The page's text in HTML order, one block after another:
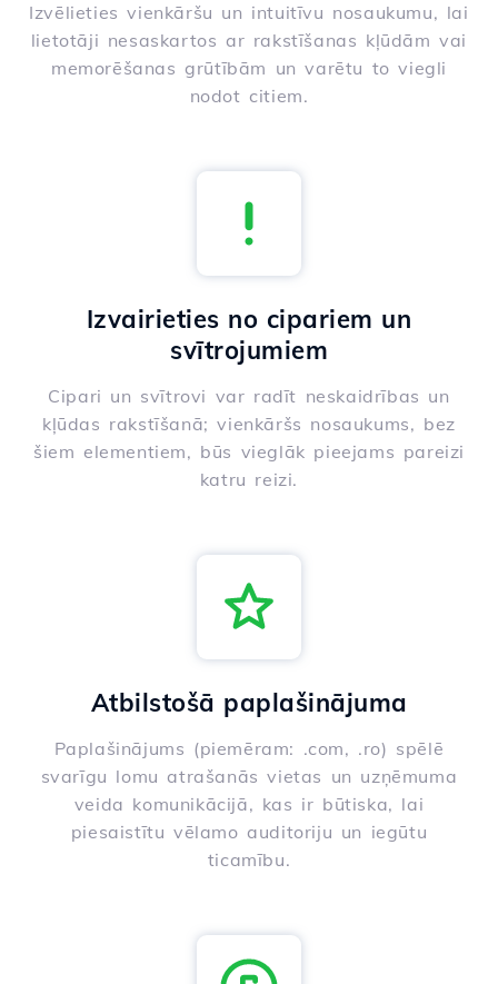
Izvēlieties vienkāršu un intuitīvu nosaukumu, lai
lietotāji nesaskartos ar rakstīšanas kļūdām vai
memorēšanas grūtībām un varētu to viegli
nodot citiem.
Izvairieties no cipariem un
svītrojumiem
Cipari un svītrovi var radīt neskaidrības un
kļūdas rakstīšanā; vienkāršs nosaukums, bez
šiem elementiem, būs vieglāk pieejams pareizi
katru reizi.
Atbilstošā paplašinājuma
Paplašinājums (piemēram: .com, .ro) spēlē
svarīgu lomu atrašanās vietas un uzņēmuma
veida komunikācijā, kas ir būtiska, lai
piesaistītu vēlamo auditoriju un iegūtu
ticamību.